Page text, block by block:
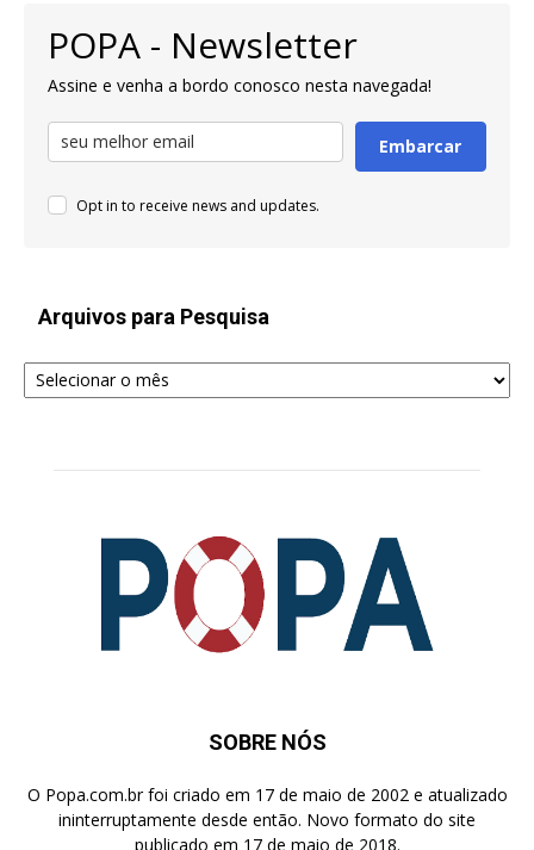
POPA - Newsletter
Assine e venha a bordo conosco nesta navegada!
Embarcar
Opt in to receive news and updates.
Arquivos para Pesquisa
Arquivos
para
SOBRE NÓS
O Popa.com.br foi criado em 17 de maio de 2002 e atualizado
ininterruptamente desde então. Novo formato do site
publicado em 17 de maio de 2018.